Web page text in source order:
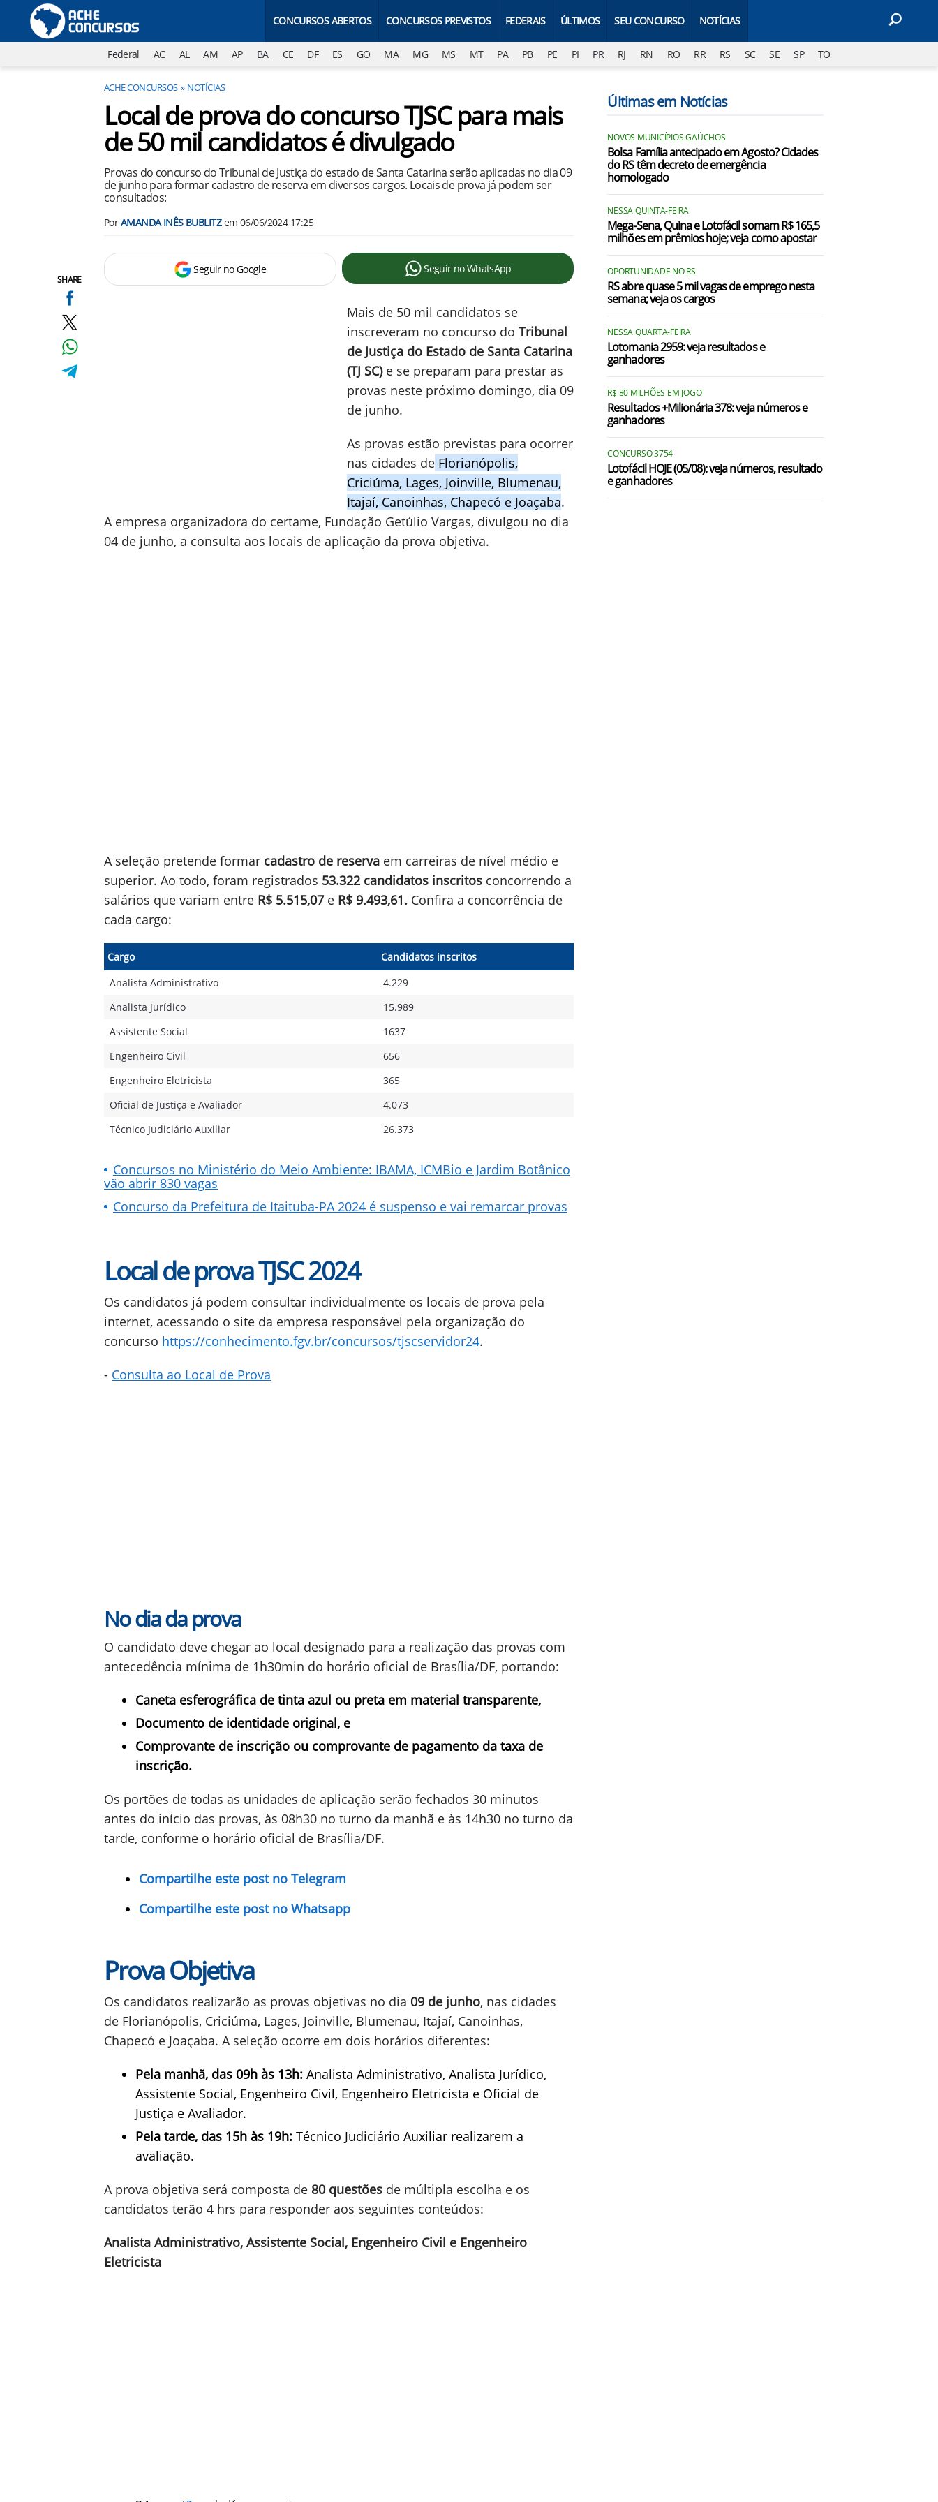
CONCURSOS ABERTOS CONCURSOS PREVISTOS FEDERAIS ÚLTIMOS SEU CONCURSO NOTÍCIAS
Federal AC AL AM AP BA CE DF ES GO MA MG MS MT PA PB PE PI PR RJ RN RO RR RS SC SE SP TO
ACHE CONCURSOS NOTÍCIAS
SHARE
Local de prova do concurso TJSC para mais
de 50 mil candidatos é divulgado
Provas do concurso do Tribunal de Justiça do estado de Santa Catarina serão aplicadas no dia 09
de junho para formar cadastro de reserva em diversos cargos. Locais de prova já podem ser
consultados:
PorAMANDA INÊS BUBLITZem 06/06/2024 17:25
Seguir no Google Seguir no WhatsApp
Mais de 50 mil candidatos se
inscreveram no concurso do Tribunal
de Justiça do Estado de Santa Catarina
(TJ SC) e se preparam para prestar as
provas neste próximo domingo, dia 09
de junho.
As provas estão previstas para ocorrer
nas cidades de Florianópolis,
Criciúma, Lages, Joinville, Blumenau,
Itajaí, Canoinhas, Chapecó e Joaçaba.
A empresa organizadora do certame, Fundação Getúlio Vargas, divulgou no dia
04 de junho, a consulta aos locais de aplicação da prova objetiva.
A seleção pretende formar cadastro de reserva em carreiras de nível médio e
superior. Ao todo, foram registrados 53.322 candidatos inscritos concorrendo a
salários que variam entre R$ 5.515,07e R$ 9.493,61. Confira a concorrência de
cada cargo:
Cargo
Candidatos inscritos
Analista Administrativo
4.229
Analista Jurídico
15.989
Assistente Social
1637
Engenheiro Civil
656
Engenheiro Eletricista
365
Oficial de Justiça e Avaliador
4.073
Técnico Judiciário Auxiliar
26.373
Concursos no Ministério do Meio Ambiente: IBAMA, ICMBio e Jardim Botânico
vão abrir 830 vagas
Concurso da Prefeitura de Itaituba-PA 2024 é suspenso e vai remarcar provas
Local de prova TJSC 2024
Os candidatos já podem consultar individualmente os locais de prova pela
internet, acessando o site da empresa responsável pela organização do
concurso https://conhecimento.fgv.br/concursos/tjscservidor24.
- Consulta ao Local de Prova
No dia da prova
O candidato deve chegar ao local designado para a realização das provas com
antecedência mínima de 1h30min do horário oficial de Brasília/DF, portando:
Caneta esferográfica de tinta azul ou preta em material transparente,
Documento de identidade original, e
Comprovante de inscrição ou comprovante de pagamento da taxa de
inscrição.
Os portões de todas as unidades de aplicação serão fechados 30 minutos
antes do início das provas, às 08h30 no turno da manhã e às 14h30 no turno da
tarde, conforme o horário oficial de Brasília/DF.
Compartilhe este post no Telegram
Compartilhe este post no Whatsapp
Prova Objetiva
Os candidatos realizarão as provas objetivas no dia 09 de junho, nas cidades
de Florianópolis, Criciúma, Lages, Joinville, Blumenau, Itajaí, Canoinhas,
Chapecó e Joaçaba. A seleção ocorre em dois horários diferentes:
Pela manhã, das 09h às 13h: Analista Administrativo, Analista Jurídico,
Assistente Social, Engenheiro Civil, Engenheiro Eletricista e Oficial de
Justiça e Avaliador.
Pela tarde, das 15h às 19h: Técnico Judiciário Auxiliar realizarem a
avaliação.
A prova objetiva será composta de 80 questões de múltipla escolha e os
candidatos terão 4 hrs para responder aos seguintes conteúdos:
Analista Administrativo, Assistente Social, Engenheiro Civil e Engenheiro
Eletricista
Últimas em Notícias
NOVOS MUNICÍPIOS GAÚCHOS
Bolsa Família antecipado em Agosto? Cidades
do RS têm decreto de emergência
homologado
NESSA QUINTA-FEIRA
Mega-Sena, Quina e Lotofácil somam R$ 165,5
milhões em prêmios hoje; veja como apostar
OPORTUNIDADE NO RS
RS abre quase 5 mil vagas de emprego nesta
semana; veja os cargos
NESSA QUARTA-FEIRA
Lotomania 2959: veja resultados e
ganhadores
R$ 80 MILHÕES EM JOGO
Resultados +Milionária 378: veja números e
ganhadores
CONCURSO 3754
Lotofácil HOJE (05/08): veja números, resultado
e ganhadores